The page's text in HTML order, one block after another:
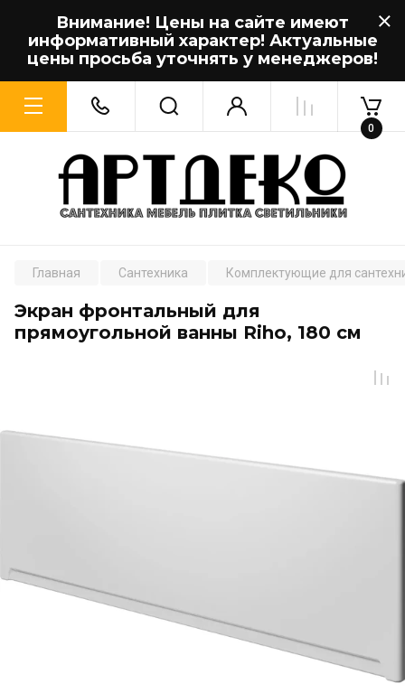
Внимание! Цены на сайте имеют
информативный характер! Актуальные
цены просьба уточнять у менеджеров!
0
Главная Сантехника Комплектующие для
Экран фронтальный для
прямоугольной ванны Riho, 180 см